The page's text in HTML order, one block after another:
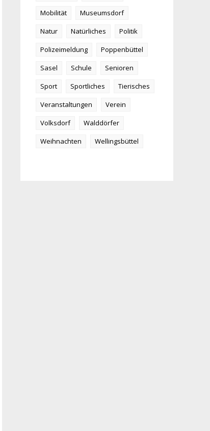
Mobilität
Museumsdorf
Natur
Natürliches
Politik
Polizeimeldung
Poppenbüttel
Sasel
Schule
Senioren
Sport
Sportliches
Tierisches
Veranstaltungen
Verein
Volksdorf
Walddörfer
Weihnachten
Wellingsbüttel